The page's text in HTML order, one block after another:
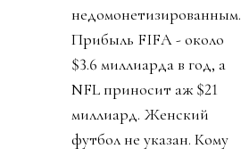
недомонетизированным.
Прибыль FIFA - около
$3.6 миллиарда в год, а
NFL приносит аж $21
миллиард. Женский
футбол не указан. Кому